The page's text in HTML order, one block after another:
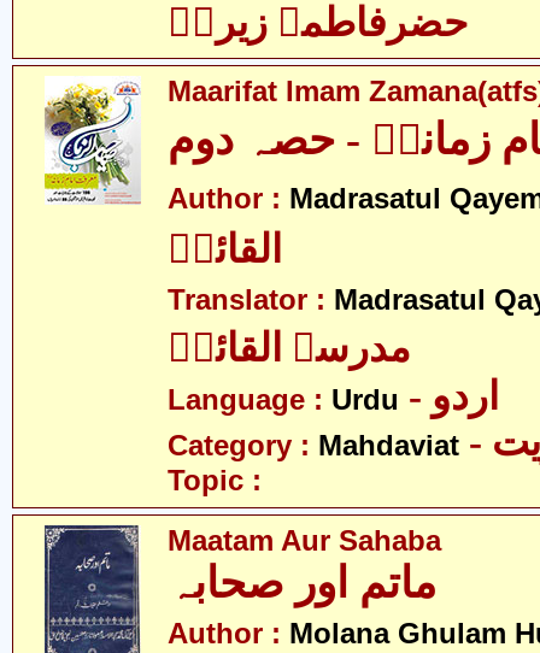
حضرفاطمہ زیراؑ
Maarifat Imam
زمانہؑ - حصہ دوم
Author : Madrasatul
القائمؑ
Translator : Madrasatul
مدرسۃ القائمؑ
Language : Urdu - اردو
Category : Mahdaviat
Topic :
Maatam Aur Sahaba
Author : Molana Ghulam